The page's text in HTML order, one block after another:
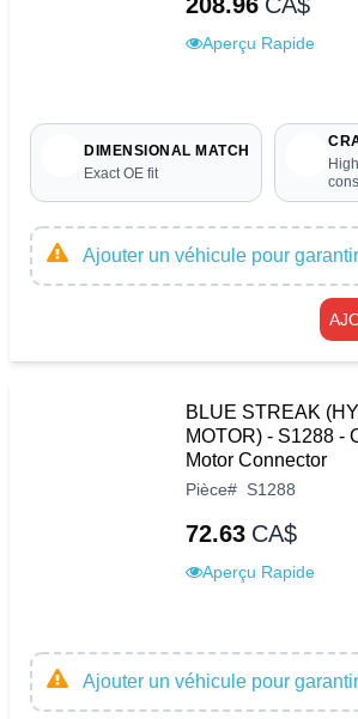
Aperçu Rapide
DIMENSIONAL MATCH
Exact OE fit
Ajouter un véhicule pour
BLUE STREAK
MOTOR) - S1288 -
Motor Connector
Pièce# S1288
72.63 CA$
Aperçu Rapide
Ajouter un véhicule pour